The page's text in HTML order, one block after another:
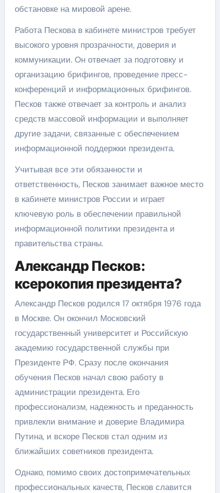
обстановке на мировой арене.
Работа Пескова в кабинете министров требует
высокого уровня прозрачности, доверия и
коммуникации. Он отвечает за подготовку и
организацию брифингов, проведение пресс-
конференций и информационных брифингов.
Песков также отвечает за контроль и анализ
средств массовой информации и выполняет
другие задачи, связанные с обеспечением
информационной поддержки президента.
Учитывая все эти обязанности и
ответственность, Песков занимает важное место
в кабинете министров России и играет
ключевую роль в обеспечении правильной
информационной политики президента и
правительства страны.
Александр Песков:
ксерокопия президента?
Александр Песков родился 17 октября 1976 года
в Москве. Он окончил Московский
государственный университет и Российскую
академию государственной службы при
Президенте РФ. Сразу после окончания
обучения Песков начал свою работу в
администрации президента. Его
профессионализм, надежность и преданность
привлекли внимание и доверие Владимира
Путина, и вскоре Песков стал одним из
ближайших советников президента.
Однако, помимо своих достопримечательных
профессиональных качеств, Песков славится